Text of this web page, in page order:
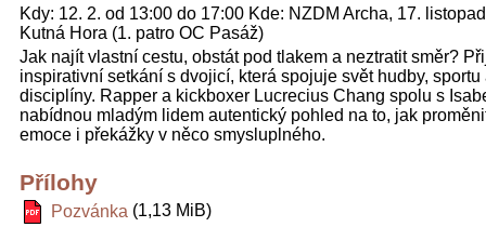
Kdy: 12. 2. od 13:00 do 17:00 Kde: NZDM Archa, 17.
Kutná Hora (1. patro OC Pasáž)
Jak najít vlastní cestu, obstát pod tlakem a neztratit směr?
inspirativní setkání s dvojicí, která spojuje svět hudby, sportu
disciplíny. Rapper a kickboxer Lucrecius Chang spolu s
nabídnou mladým lidem autentický pohled na to, jak
emoce i překážky v něco smysluplného.
Přílohy
Pozvánka (1,13 MiB)